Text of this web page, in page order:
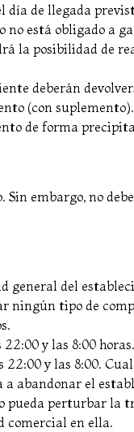
de llegada
no está obligado a
la posibilidad de
deberán
(con suplemento).
de forma
embargo, no
general del
tipo de
y las 8:00 horas.
y las 8:00.
abandonar el
pueda perturbar la
comercial en ella.